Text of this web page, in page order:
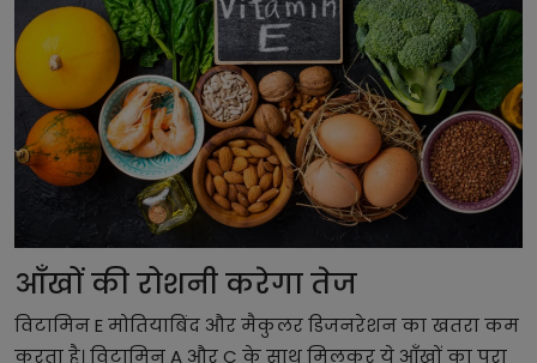
आँखों की रोशनी करेगा तेज
विटामिन E मोतियाबिंद और मैकुलर डिजनरेशन का खतरा कम
करता है। विटामिन A और C के साथ मिलकर ये आँखों का पूरा